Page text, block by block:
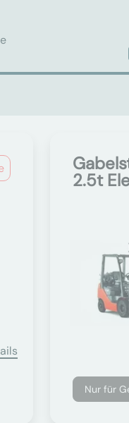
2.5t
Nur für